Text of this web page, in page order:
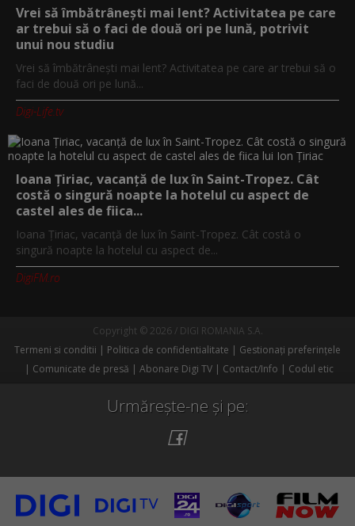
Vrei să îmbătrânești mai lent? Activitatea pe care
ar trebui să o faci de două ori pe lună, potrivit
unui nou studiu
Vrei să îmbătrânești mai lent? Activitatea pe care ar trebui să o
faci de două ori pe lună...
Digi-Life.tv
Ioana Țiriac, vacanță de lux în Saint-Tropez. Cât
costă o singură noapte la hotelul cu aspect de
castel ales de fiica...
Ioana Țiriac, vacanță de lux în Saint-Tropez. Cât costă o
singură noapte la hotelul cu aspect de...
DigiFM.ro
Copyright © 2026 / DIGI ROMANIA S.A.
Termeni si conditii
Politica de confidentialitate
Gestionați preferințele
Comunicate de presă
Abonare Digi TV Contact/Info Codul etic
Urmărește-ne și pe: